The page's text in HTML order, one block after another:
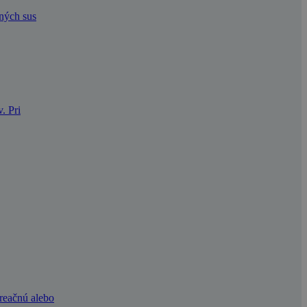
sus
Pri
alebo